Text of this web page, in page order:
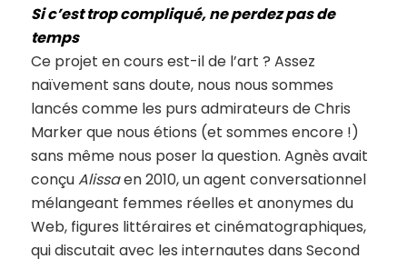
Si c’est trop compliqué, ne perdez pas de
temps
Ce projet en cours est-il de l’art ? Assez
naïvement sans doute, nous nous sommes
lancés comme les purs admirateurs de Chris
Marker que nous étions (et sommes encore !)
sans même nous poser la question. Agnès avait
conçuAlissaen 2010, un agent conversationnel
mélangeant femmes réelles et anonymes du
Web, figures littéraires et cinématographiques,
qui discutait avec les internautes dans Second